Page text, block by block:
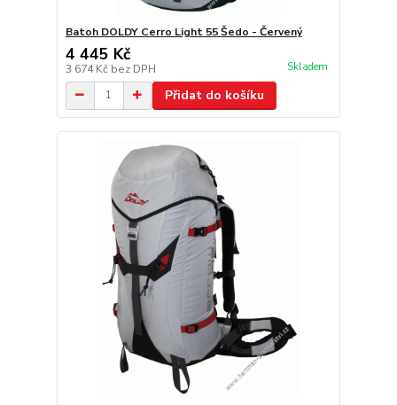
Batoh DOLDY Cerro Light 55 Šedo - Červený
4 445 Kč
3 674 Kč bez DPH Skladem
Přidat do košíku